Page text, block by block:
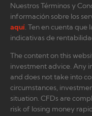
Nuestros Términos y
información sobre los
aquí . Ten en cuenta
indicativas de
The content on this
investment advice. Any
and does not take into
circumstances,
situation. CFDs are
risk of losing money